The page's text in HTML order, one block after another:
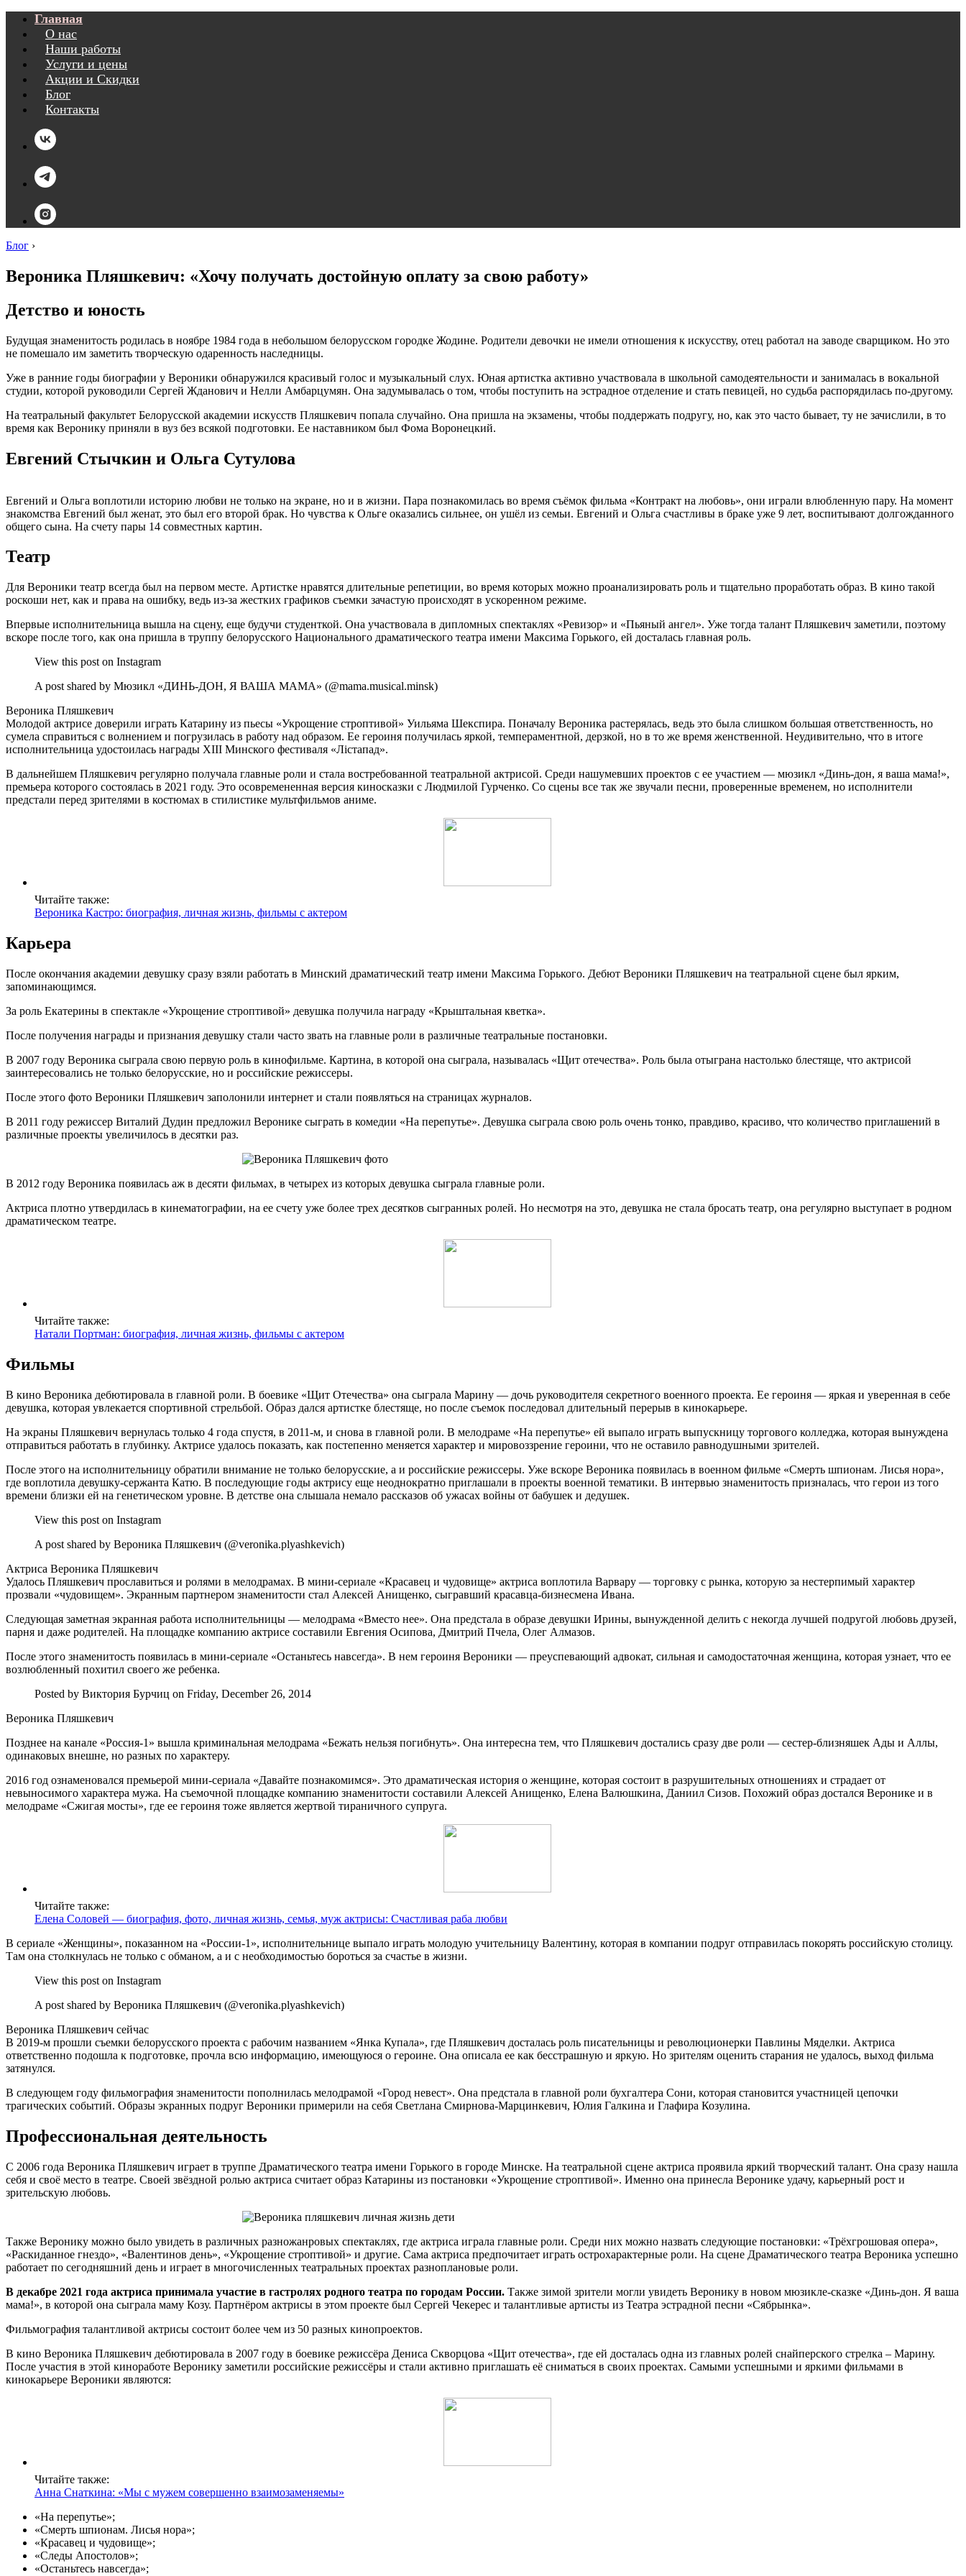
Главная
О нас
Наши работы
Услуги и цены
Акции и Скидки
Блог
Контакты
Блог ›
Вероника Пляшкевич: «Хочу получать достойную оплату за свою работу»
Детство и юность
Будущая знаменитость родилась в ноябре 1984 года в небольшом белорусском городке Жодине. Родители девочки не имели отношения к искусству, отец работал на заводе сварщиком. Но это
не помешало им заметить творческую одаренность наследницы.
Уже в ранние годы биографии у Вероники обнаружился красивый голос и музыкальный слух. Юная артистка активно участвовала в школьной самодеятельности и занималась в вокальной
студии, которой руководили Сергей Жданович и Нелли Амбарцумян. Она задумывалась о том, чтобы поступить на эстрадное отделение и стать певицей, но судьба распорядилась по-другому.
На театральный факультет Белорусской академии искусств Пляшкевич попала случайно. Она пришла на экзамены, чтобы поддержать подругу, но, как это часто бывает, ту не зачислили, в то
время как Веронику приняли в вуз без всякой подготовки. Ее наставником был Фома Воронецкий.
Евгений Стычкин и Ольга Сутулова
Евгений и Ольга воплотили историю любви не только на экране, но и в жизни. Пара познакомилась во время съёмок фильма «Контракт на любовь», они играли влюбленную пару. На момент
знакомства Евгений был женат, это был его второй брак. Но чувства к Ольге оказались сильнее, он ушёл из семьи. Евгений и Ольга счастливы в браке уже 9 лет, воспитывают долгожданного
общего сына. На счету пары 14 совместных картин.
Театр
Для Вероники театр всегда был на первом месте. Артистке нравятся длительные репетиции, во время которых можно проанализировать роль и тщательно проработать образ. В кино такой
роскоши нет, как и права на ошибку, ведь из-за жестких графиков съемки зачастую происходят в ускоренном режиме.
Впервые исполнительница вышла на сцену, еще будучи студенткой. Она участвовала в дипломных спектаклях «Ревизор» и «Пьяный ангел». Уже тогда талант Пляшкевич заметили, поэтому
вскоре после того, как она пришла в труппу белорусского Национального драматического театра имени Максима Горького, ей досталась главная роль.
View this post on Instagram
A post shared by Мюзикл «ДИНЬ-ДОН, Я ВАША МАМА» (@mama.musical.minsk)
Вероника Пляшкевич
Молодой актрисе доверили играть Катарину из пьесы «Укрощение строптивой» Уильяма Шекспира. Поначалу Вероника растерялась, ведь это была слишком большая ответственность, но
сумела справиться с волнением и погрузилась в работу над образом. Ее героиня получилась яркой, темпераментной, дерзкой, но в то же время женственной. Неудивительно, что в итоге
исполнительница удостоилась награды XIII Минского фестиваля «Лістапад».
В дальнейшем Пляшкевич регулярно получала главные роли и стала востребованной театральной актрисой. Среди нашумевших проектов с ее участием — мюзикл «Динь-дон, я ваша мама!»,
премьера которого состоялась в 2021 году. Это осовремененная версия киносказки с Людмилой Гурченко. Со сцены все так же звучали песни, проверенные временем, но исполнители
предстали перед зрителями в костюмах в стилистике мультфильмов аниме.
Читайте также:
Вероника Кастро: биография, личная жизнь, фильмы с актером
Карьера
После окончания академии девушку сразу взяли работать в Минский драматический театр имени Максима Горького. Дебют Вероники Пляшкевич на театральной сцене был ярким,
запоминающимся.
За роль Екатерины в спектакле «Укрощение строптивой» девушка получила награду «Крыштальная кветка».
После получения награды и признания девушку стали часто звать на главные роли в различные театральные постановки.
В 2007 году Вероника сыграла свою первую роль в кинофильме. Картина, в которой она сыграла, называлась «Щит отечества». Роль была отыграна настолько блестяще, что актрисой
заинтересовались не только белорусские, но и российские режиссеры.
После этого фото Вероники Пляшкевич заполонили интернет и стали появляться на страницах журналов.
В 2011 году режиссер Виталий Дудин предложил Веронике сыграть в комедии «На перепутье». Девушка сыграла свою роль очень тонко, правдиво, красиво, что количество приглашений в
различные проекты увеличилось в десятки раз.
В 2012 году Вероника появилась аж в десяти фильмах, в четырех из которых девушка сыграла главные роли.
Актриса плотно утвердилась в кинематографии, на ее счету уже более трех десятков сыгранных ролей. Но несмотря на это, девушка не стала бросать театр, она регулярно выступает в родном
драматическом театре.
Читайте также:
Натали Портман: биография, личная жизнь, фильмы с актером
Фильмы
В кино Вероника дебютировала в главной роли. В боевике «Щит Отечества» она сыграла Марину — дочь руководителя секретного военного проекта. Ее героиня — яркая и уверенная в себе
девушка, которая увлекается спортивной стрельбой. Образ дался артистке блестяще, но после съемок последовал длительный перерыв в кинокарьере.
На экраны Пляшкевич вернулась только 4 года спустя, в 2011-м, и снова в главной роли. В мелодраме «На перепутье» ей выпало играть выпускницу торгового колледжа, которая вынуждена
отправиться работать в глубинку. Актрисе удалось показать, как постепенно меняется характер и мировоззрение героини, что не оставило равнодушными зрителей.
После этого на исполнительницу обратили внимание не только белорусские, а и российские режиссеры. Уже вскоре Вероника появилась в военном фильме «Смерть шпионам. Лисья нора»,
где воплотила девушку-сержанта Катю. В последующие годы актрису еще неоднократно приглашали в проекты военной тематики. В интервью знаменитость призналась, что герои из того
времени близки ей на генетическом уровне. В детстве она слышала немало рассказов об ужасах войны от бабушек и дедушек.
View this post on Instagram
A post shared by Вероника Пляшкевич (@veronika.plyashkevich)
Актриса Вероника Пляшкевич
Удалось Пляшкевич прославиться и ролями в мелодрамах. В мини-сериале «Красавец и чудовище» актриса воплотила Варвару — торговку с рынка, которую за нестерпимый характер
прозвали «чудовищем». Экранным партнером знаменитости стал Алексей Анищенко, сыгравший красавца-бизнесмена Ивана.
Следующая заметная экранная работа исполнительницы — мелодрама «Вместо нее». Она предстала в образе девушки Ирины, вынужденной делить с некогда лучшей подругой любовь друзей,
парня и даже родителей. На площадке компанию актрисе составили Евгения Осипова, Дмитрий Пчела, Олег Алмазов.
После этого знаменитость появилась в мини-сериале «Останьтесь навсегда». В нем героиня Вероники — преуспевающий адвокат, сильная и самодостаточная женщина, которая узнает, что ее
возлюбленный похитил своего же ребенка.
Posted by Виктория Бурчиц on Friday, December 26, 2014
Вероника Пляшкевич
Позднее на канале «Россия-1» вышла криминальная мелодрама «Бежать нельзя погибнуть». Она интересна тем, что Пляшкевич достались сразу две роли — сестер-близняшек Ады и Аллы,
одинаковых внешне, но разных по характеру.
2016 год ознаменовался премьерой мини-сериала «Давайте познакомимся». Это драматическая история о женщине, которая состоит в разрушительных отношениях и страдает от
невыносимого характера мужа. На съемочной площадке компанию знаменитости составили Алексей Анищенко, Елена Валюшкина, Даниил Сизов. Похожий образ достался Веронике и в
мелодраме «Сжигая мосты», где ее героиня тоже является жертвой тираничного супруга.
Читайте также:
Елена Соловей — биография, фото, личная жизнь, семья, муж актрисы: Счастливая раба любви
В сериале «Женщины», показанном на «России-1», исполнительнице выпало играть молодую учительницу Валентину, которая в компании подруг отправилась покорять российскую столицу.
Там она столкнулась не только с обманом, а и с необходимостью бороться за счастье в жизни.
View this post on Instagram
A post shared by Вероника Пляшкевич (@veronika.plyashkevich)
Вероника Пляшкевич сейчас
В 2019-м прошли съемки белорусского проекта с рабочим названием «Янка Купала», где Пляшкевич досталась роль писательницы и революционерки Павлины Мяделки. Актриса
ответственно подошла к подготовке, прочла всю информацию, имеющуюся о героине. Она описала ее как бесстрашную и яркую. Но зрителям оценить старания не удалось, выход фильма
затянулся.
В следующем году фильмография знаменитости пополнилась мелодрамой «Город невест». Она предстала в главной роли бухгалтера Сони, которая становится участницей цепочки
трагических событий. Образы экранных подруг Вероники примерили на себя Светлана Смирнова-Марцинкевич, Юлия Галкина и Глафира Козулина.
Профессиональная деятельность
С 2006 года Вероника Пляшкевич играет в труппе Драматического театра имени Горького в городе Минске. На театральной сцене актриса проявила яркий творческий талант. Она сразу нашла
себя и своё место в театре. Своей звёздной ролью актриса считает образ Катарины из постановки «Укрощение строптивой». Именно она принесла Веронике удачу, карьерный рост и
зрительскую любовь.
Также Веронику можно было увидеть в различных разножанровых спектаклях, где актриса играла главные роли. Среди них можно назвать следующие постановки: «Трёхгрошовая опера»,
«Раскиданное гнездо», «Валентинов день», «Укрощение строптивой» и другие. Сама актриса предпочитает играть острохарактерные роли. На сцене Драматического театра Вероника успешно
работает по сегодняшний день и играет в многочисленных театральных проектах разноплановые роли.
В декабре 2021 года актриса принимала участие в гастролях родного театра по городам России. Также зимой зрители могли увидеть Веронику в новом мюзикле-сказке «Динь-дон. Я ваша
мама!», в которой она сыграла маму Козу. Партнёром актрисы в этом проекте был Сергей Чекерес и талантливые артисты из Театра эстрадной песни «Сябрынка».
Фильмография талантливой актрисы состоит более чем из 50 разных кинопроектов.
В кино Вероника Пляшкевич дебютировала в 2007 году в боевике режиссёра Дениса Скворцова «Щит отечества», где ей досталась одна из главных ролей снайперского стрелка – Марину.
После участия в этой киноработе Веронику заметили российские режиссёры и стали активно приглашать её сниматься в своих проектах. Самыми успешными и яркими фильмами в
кинокарьере Вероники являются:
Читайте также:
Анна Снаткина: «Мы с мужем совершенно взаимозаменяемы»
«На перепутье»;
«Смерть шпионам. Лисья нора»;
«Красавец и чудовище»;
«Следы Апостолов»;
«Останьтесь навсегда»;